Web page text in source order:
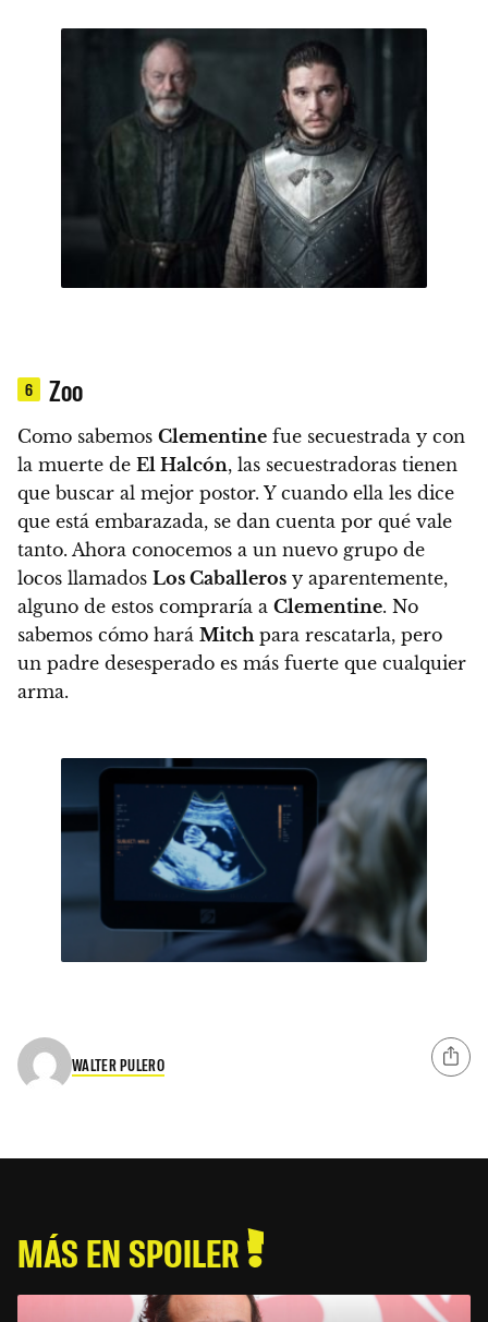
6 Zoo
Como sabemos Clementine fue secuestrada y con
la muerte de El Halcón, las secuestradoras tienen
que buscar al mejor postor. Y cuando ella les dice
que está embarazada, se dan cuenta por qué vale
tanto. Ahora conocemos a un nuevo grupo de
locos llamados Los Caballeros y aparentemente,
alguno de estos compraría a Clementine. No
sabemos cómo hará Mitch para rescatarla, pero
un padre desesperado es más fuerte que cualquier
arma.
WALTER PULERO
MÁS EN SPOILER